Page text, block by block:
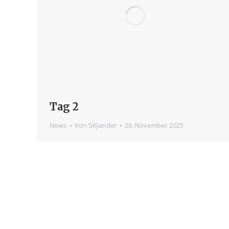
Tag 2
News Von SKJander 26. November 2025